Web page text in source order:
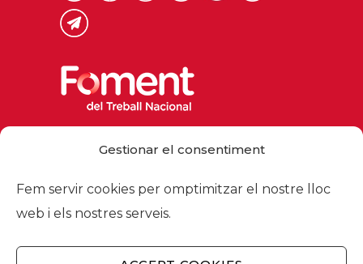
Gestionar el consentiment
Fem servir cookies per omptimitzar el nostre lloc
web i els nostres serveis.
foment@foment.com